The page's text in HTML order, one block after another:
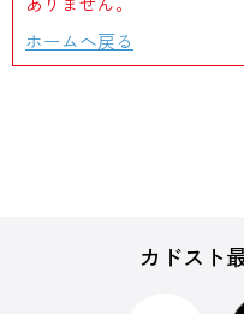
ホームへ戻る
カドスト